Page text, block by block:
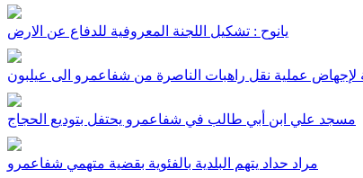
يانوح : تشكيل اللجنة المعروفية للدفاع عن الارض
عملية نقل راهبات الناصرة من شفاعمرو الى عيلبون
مسجد علي ابن أبي طالب في شفاعمرو يحتفل بتوديع الحجاج
مراد حداد يتهم البلدية بالفئوية بقضية متهمي شفاعمرو